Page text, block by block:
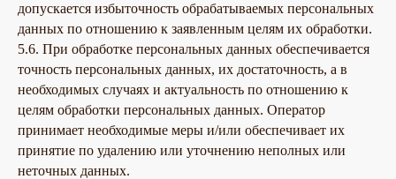
допускается избыточность обрабатываемых персональных
данных по отношению к заявленным целям их обработки.
5.6. При обработке персональных данных обеспечивается
точность персональных данных, их достаточность, а в
необходимых случаях и актуальность по отношению к
целям обработки персональных данных. Оператор
принимает необходимые меры и/или обеспечивает их
принятие по удалению или уточнению неполных или
неточных данных.